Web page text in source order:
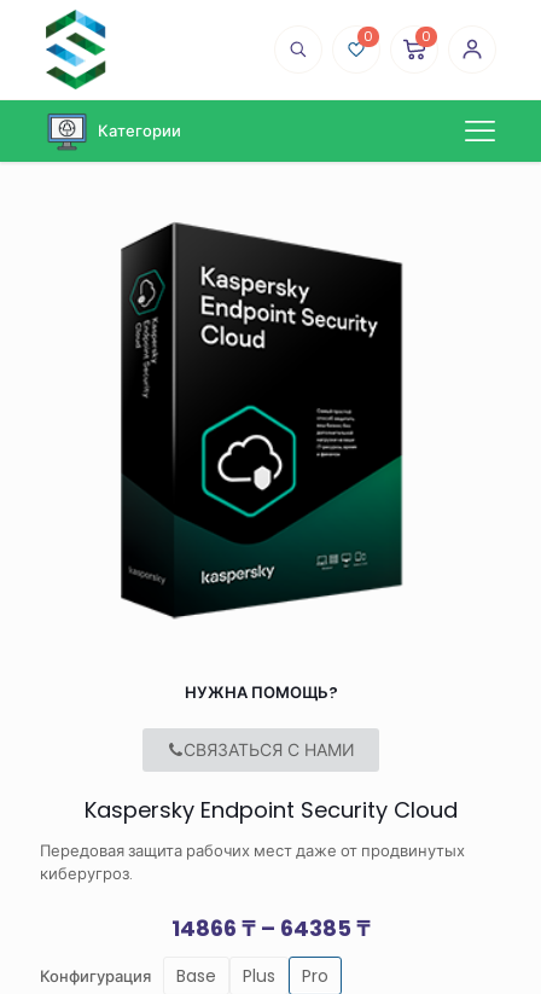
0 0
Категории
НУЖНА ПОМОЩЬ?
СВЯЗАТЬСЯ С НАМИ
Kaspersky Endpoint Security Cloud
Передовая защита рабочих мест даже от продвинутых
киберугроз.
14866 ₸ – 64385 ₸Диапазон
Конфигурация Base Plus Pro